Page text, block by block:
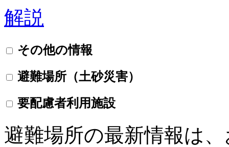
解説
その他の情報
避難場所（土砂災害）
要配慮者利用施設
避難場所の最新情報は